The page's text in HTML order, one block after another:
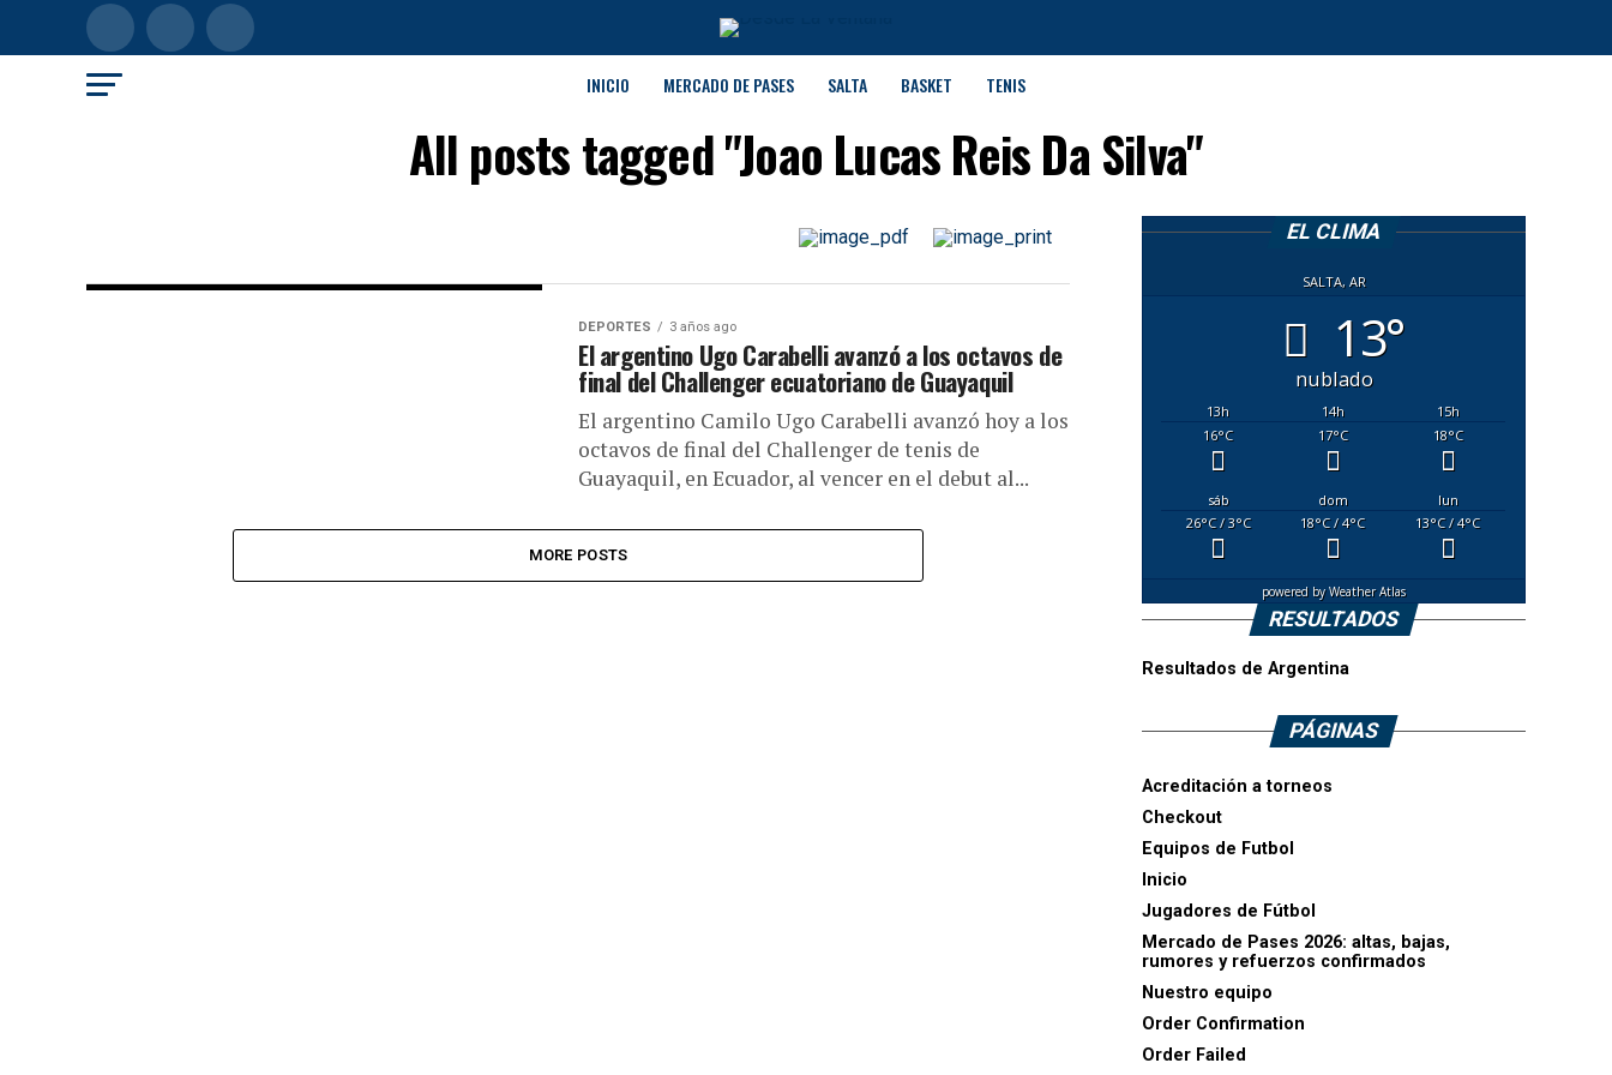
INICIO MERCADO DE PASES SALTA BASKET TENIS
All posts tagged "Joao Lucas Reis Da Silva"
DEPORTES 3 años ago
El argentino Ugo Carabelli avanzó a los octavos de
final del Challenger ecuatoriano de Guayaquil
El argentino Camilo Ugo Carabelli avanzó hoy a los
octavos de final del Challenger de tenis de
Guayaquil, en Ecuador, al vencer en el debut al...
MORE POSTS
EL CLIMA
SALTA, AR
13°
nublado
13h 14h 15h
16°C 17°C 18°C
sáb dom
lun
26°C/ 3°C 18°C/ 4°C 13°C/ 4°C
powered byWeather Atlas
RESULTADOS
Resultados de Argentina
PÁGINAS
Acreditación a torneos
Checkout
Equipos de Futbol
Inicio
Jugadores de Fútbol
Mercado de Pases 2026: altas, bajas,
rumores y refuerzos confirmados
Nuestro equipo
Order Confirmation
Order Failed